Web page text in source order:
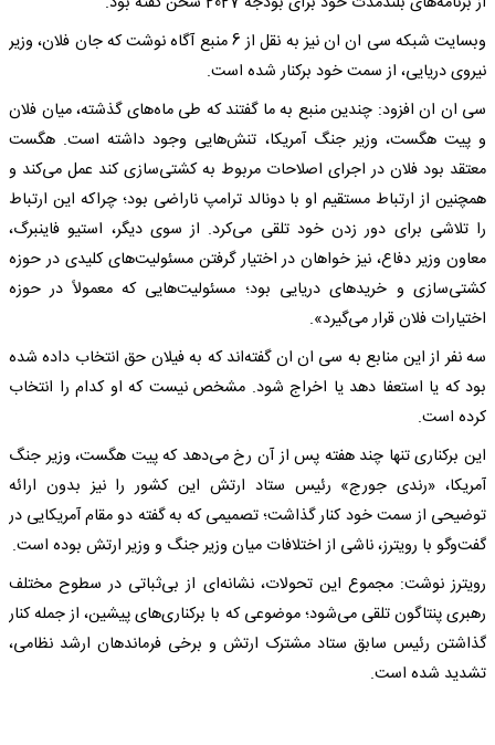
وبسایت شبکه سی ان ان نیز به نقل از 6 منبع آگاه نوشت که جان فلان، وزیر
نیروی دریایی، از سمت خود برکنار شده است.
سی ان ان افزود: چندین منبع به ما گفتند که طی ماه‌های گذشته، میان فلان
و پیت هگست، وزیر جنگ آمریکا، تنش‌هایی وجود داشته است. هگست
معتقد بود فلان در اجرای اصلاحات مربوط به کشتی‌سازی کند عمل می‌کند و
همچنین از ارتباط مستقیم او با دونالد ترامپ ناراضی بود؛ چراکه این ارتباط
را تلاشی برای دور زدن خود تلقی می‌کرد. از سوی دیگر، استیو فاینبرگ،
معاون وزیر دفاع، نیز خواهان در اختیار گرفتن مسئولیت‌های کلیدی در حوزه
کشتی‌سازی و خریدهای دریایی بود؛ مسئولیت‌هایی که معمولاً در حوزه
اختیارات فلان قرار می‌گیرد».
سه نفر از این منابع به سی ان ان گفته‌اند که به فیلان حق انتخاب داده شده
بود که یا استعفا دهد یا اخراج شود. مشخص نیست که او کدام را انتخاب
کرده است.
این برکناری تنها چند هفته پس از آن رخ می‌دهد که پیت هگست، وزیر جنگ
آمریکا، «رندی جورج» رئیس ستاد ارتش این کشور را نیز بدون ارائه
توضیحی از سمت خود کنار گذاشت؛ تصمیمی که به گفته دو مقام آمریکایی در
گفت‌وگو با رویترز، ناشی از اختلافات میان وزیر جنگ و وزیر ارتش بوده است.
رویترز نوشت: مجموع این تحولات، نشانه‌ای از بی‌ثباتی در سطوح مختلف
رهبری پنتاگون تلقی می‌شود؛ موضوعی که با برکناری‌های پیشین، از جمله کنار
گذاشتن رئیس سابق ستاد مشترک ارتش و برخی فرماندهان ارشد نظامی،
تشدید شده است.